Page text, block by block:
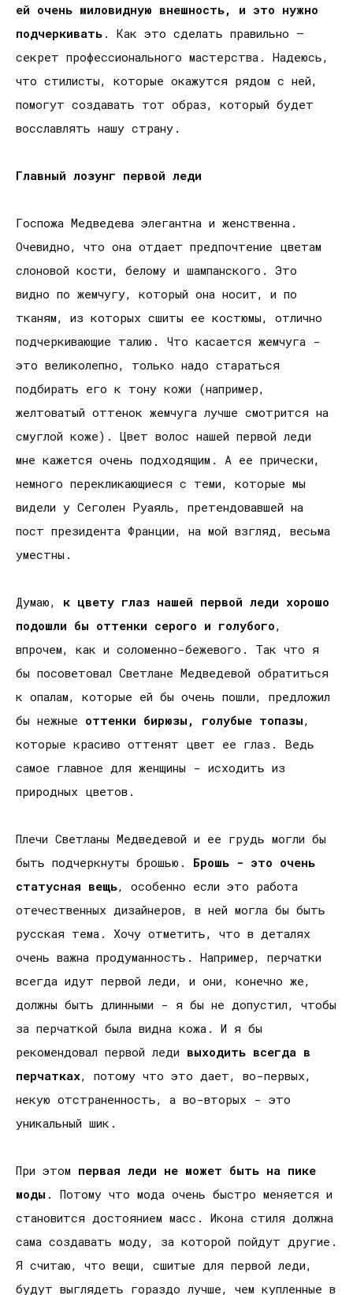
ей очень миловидную внешность, и это нужно
подчеркивать . Как это сделать правильно –
секрет профессионального мастерства. Надеюсь,
что стилисты, которые окажутся рядом с ней,
помогут создавать тот образ, который будет
восславлять нашу страну.
Главный лозунг первой леди
Госпожа Медведева элегантна и женственна.
Очевидно, что она отдает предпочтение цветам
слоновой кости, белому и шампанского. Это
видно по жемчугу, который она носит, и по
тканям, из которых сшиты ее костюмы, отлично
подчеркивающие талию. Что касается жемчуга -
это великолепно, только надо стараться
подбирать его к тону кожи (например,
желтоватый оттенок жемчуга лучше смотрится на
смуглой коже). Цвет волос нашей первой леди
мне кажется очень подходящим. А ее прически,
немного перекликающиеся с теми, которые мы
видели у Сеголен Руаяль, претендовавшей на
пост президента Франции, на мой взгляд, весьма
уместны.
Думаю, к цвету глаз нашей первой леди хорошо
подошли бы оттенки серого и голубого,
впрочем, как и соломенно-бежевого. Так что я
бы посоветовал Светлане Медведевой обратиться
к опалам, которые ей бы очень пошли, предложил
бы нежные оттенки бирюзы, голубые топазы,
которые красиво оттенят цвет ее глаз. Ведь
самое главное для женщины - исходить из
природных цветов.
Плечи Светланы Медведевой и ее грудь могли бы
быть подчеркнуты брошью. Брошь - это очень
статусная вещь, особенно если это работа
отечественных дизайнеров, в ней могла бы быть
русская тема. Хочу отметить, что в деталях
очень важна продуманность. Например, перчатки
всегда идут первой леди, и они, конечно же,
должны быть длинными - я бы не допустил, чтобы
за перчаткой была видна кожа. И я бы
рекомендовал первой леди выходить всегда в
перчатках, потому что это дает, во-первых,
некую отстраненность, а во-вторых - это
уникальный шик.
При этом первая леди не может быть на пике
моды . Потому что мода очень быстро меняется и
становится достоянием масс. Икона стиля должна
сама создавать моду, за которой пойдут другие.
Я считаю, что вещи, сшитые для первой леди,
будут выглядеть гораздо лучше, чем купленные в